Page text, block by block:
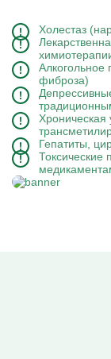
Холестаз
Алкогольное
фиброза)
Хроническая
Гепатиты,
Токсические